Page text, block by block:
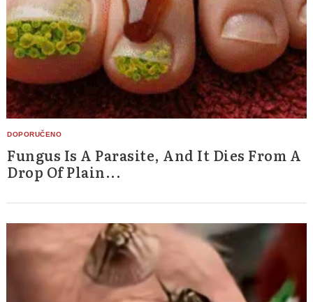
Fungus Is A Parasite, And It Dies From A
Drop Of Plain...